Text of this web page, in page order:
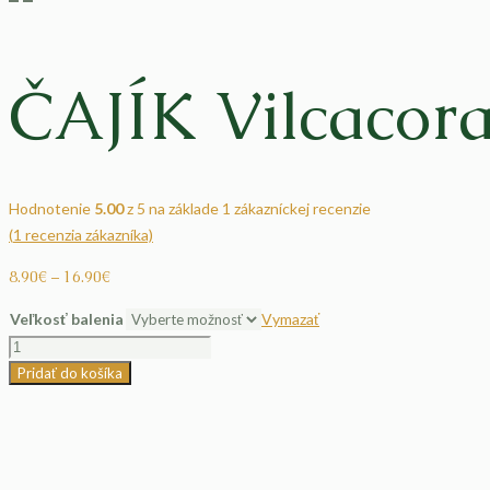
ČAJÍK
Hodnotenie 5.00z 5 na základe 1 zákazníckej recenzie
(1 recenzia zákazníka)
8.90€ – 16.90€
Veľkosť balenia
Vymazať
množstvo
ČAJÍK
Pridať do košíka